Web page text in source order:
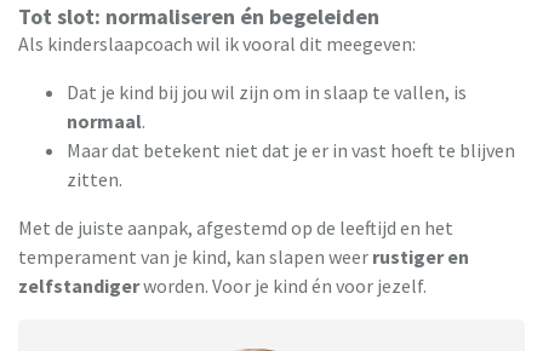
Tot slot: normaliseren én begeleiden
Als kinderslaapcoach wil ik vooral dit meegeven:
Dat je kind bij jou wil zijn om in slaap te vallen, is
normaal.
Maar dat betekent niet dat je er in vast hoeft te blijven
zitten.
Met de juiste aanpak, afgestemd op de leeftijd en het
temperament van je kind, kan slapen weer rustiger en
zelfstandigerworden. Voor je kind én voor jezelf.